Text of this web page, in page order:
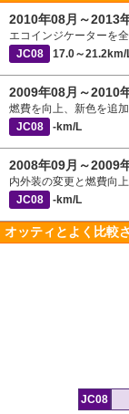
2010年08月～2013
エコインジケーターを
JC08
17.0～21.2km/
2009年08月～2010
燃費を向上、新色を追加
JC08
-km/L
2008年09月～2009
内外装の変更と燃費向
JC08
-km/L
オッティとよく比較
JC08